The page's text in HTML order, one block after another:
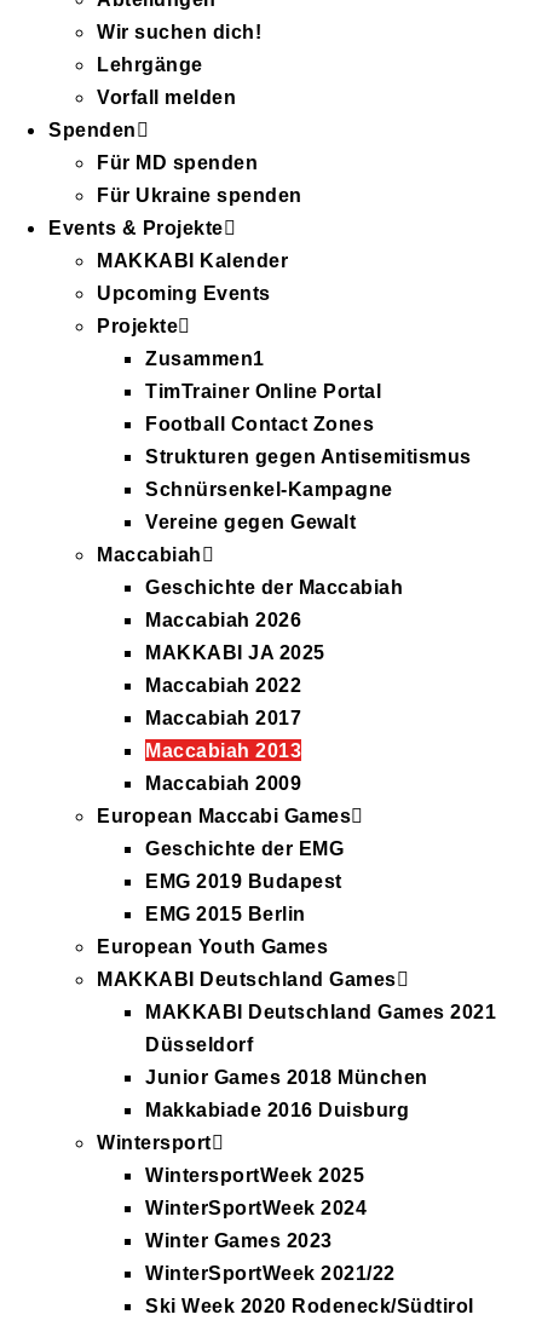
Wir suchen dich!
Lehrgänge
Vorfall melden
Spenden
Für MD spenden
Für Ukraine spenden
Events & Projekte
MAKKABI Kalender
Upcoming Events
Projekte
Zusammen1
TimTrainer Online Portal
Football Contact Zones
Strukturen gegen Antisemitismus
Schnürsenkel-Kampagne
Vereine gegen Gewalt
Maccabiah
Geschichte der Maccabiah
Maccabiah 2026
MAKKABI JA 2025
Maccabiah 2022
Maccabiah 2017
Maccabiah 2013
Maccabiah 2009
European Maccabi Games
Geschichte der EMG
EMG 2019 Budapest
EMG 2015 Berlin
European Youth Games
MAKKABI Deutschland Games
MAKKABI Deutschland Games 2021
Düsseldorf
Junior Games 2018 München
Makkabiade 2016 Duisburg
Wintersport
WintersportWeek 2025
WinterSportWeek 2024
Winter Games 2023
WinterSportWeek 2021/22
Ski Week 2020 Rodeneck/Südtirol